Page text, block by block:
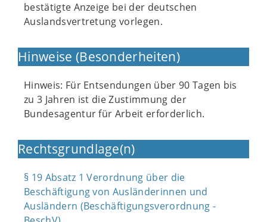
bestätigte Anzeige bei der deutschen
Auslandsvertretung vorlegen.
Hinweise (Besonderheiten)
Hinweis: Für Entsendungen über 90 Tagen bis
zu 3 Jahren ist die Zustimmung der
Bundesagentur für Arbeit erforderlich.
Rechtsgrundlage(n)
§ 19 Absatz 1 Verordnung über die
Beschäftigung von Ausländerinnen und
Ausländern (Beschäftigungsverordnung -